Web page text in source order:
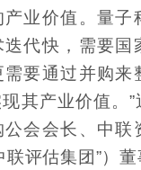
业价值。量子
代快，需要国
要通过并购来
其产业价值。
会会长、中联
联评估集团”）